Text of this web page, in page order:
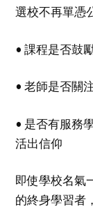
選校不再單憑
• 課程是否鼓
• 老師是否關
• 是否有服務
活出信仰
即使學校名氣
的終身學習者